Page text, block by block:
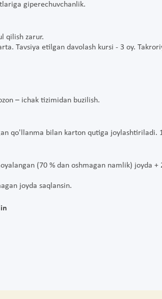
giperechuvchanlik.
qilish zarur.
Tavsiya etilgan davolash kursi - 3 oy.
– ichak tizimidan buzilish.
qo'llanma bilan karton qutiga joylashtiriladi.
(70 % dan oshmagan namlik) joyda
joyda saqlansin.